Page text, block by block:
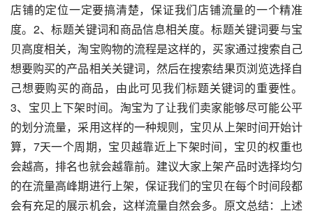
店铺的定位一定要搞清楚，保证我们店铺流量的一个精准
度。2、标题关键词和商品信息相关度。标题关键词要与宝
贝高度相关，淘宝购物的流程是这样的，买家通过搜索自己
想要购买的产品相关关键词，然后在搜索结果页浏览选择自
己想要购买的商品，由此可见我们标题关键词的重要性。
3、宝贝上下架时间。淘宝为了让我们卖家能够尽可能公平
的划分流量，采用这样的一种规则，宝贝从上架时间开始计
算，7天一个周期，宝贝越靠近上下架时间，宝贝的权重也
会越高，排名也就会越靠前。建议大家上架产品时选择均匀
的在流量高峰期进行上架，保证我们的宝贝在每个时间段都
会有充足的展示机会，这样流量自然会多。原文总结：上述